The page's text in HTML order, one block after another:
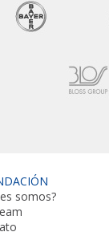
somos?